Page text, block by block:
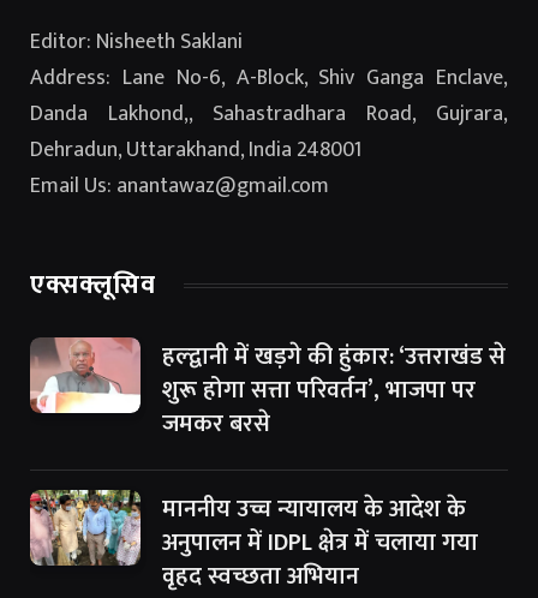
Editor: Nisheeth Saklani
Address: Lane No-6, A-Block, Shiv Ganga Enclave,
Danda Lakhond,, Sahastradhara Road, Gujrara,
Dehradun, Uttarakhand, India 248001
Email Us: anantawaz@gmail.com
एक्सक्लूसिव
हल्द्वानी में खड़गे की हुंकार: ‘उत्तराखंड से
शुरू होगा सत्ता परिवर्तन’, भाजपा पर
जमकर बरसे
माननीय उच्च न्यायालय के आदेश के
अनुपालन में IDPL क्षेत्र में चलाया गया
वृहद स्वच्छता अभियान